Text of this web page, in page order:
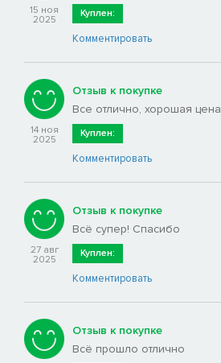
15 ноя
2025
Куплен:
Комментировать
14 ноя
2025
Отзыв к покупке
Все отлично, хорошая цена
Куплен:
Комментировать
27 авг
2025
Отзыв к покупке
Всё супер! Спасибо
Куплен:
Комментировать
Отзыв к покупке
Всё прошло отлично